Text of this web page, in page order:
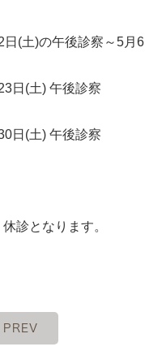
日(土)の午後診察～5月
日(土) 午後診察
日(土) 午後診察
診となります。
PREV